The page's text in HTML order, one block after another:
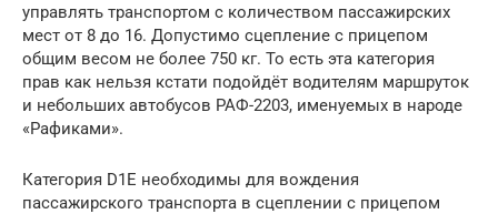
управлять транспортом с количеством пассажирских
мест от 8 до 16. Допустимо сцепление с прицепом
общим весом не более 750 кг. То есть эта категория
прав как нельзя кстати подойдёт водителям маршруток
и небольших автобусов РАФ-2203, именуемых в народе
«Рафиками».
Категория D1E необходимы для вождения
пассажирского транспорта в сцеплении с прицепом